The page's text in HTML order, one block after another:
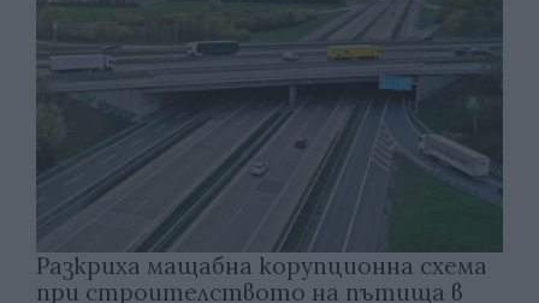
Разкриха мащабна корупционна схема
при строителството на пътища в